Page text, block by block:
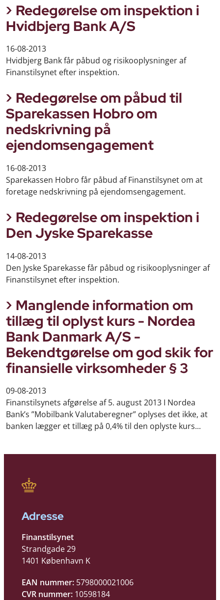
Redegørelse om inspektion i
Hvidbjerg Bank A/S
16-08-2013
Hvidbjerg Bank får påbud og risikooplysninger af
Finanstilsynet efter inspektion.
Redegørelse om påbud til
Sparekassen Hobro om
nedskrivning på
ejendomsengagement
16-08-2013
Sparekassen Hobro får påbud af Finanstilsynet om at
foretage nedskrivning på ejendomsengagement.
Redegørelse om inspektion i
Den Jyske Sparekasse
14-08-2013
Den Jyske Sparekasse får påbud og risikooplysninger af
Finanstilsynet efter inspektion.
Manglende information om
tillæg til oplyst kurs - Nordea
Bank Danmark A/S -
Bekendtgørelse om god skik for
finansielle virksomheder § 3
09-08-2013
Finanstilsynets afgørelse af 5. august 2013 I Nordea
Bank’s ”Mobilbank Valutaberegner” oplyses det ikke, at
banken lægger et tillæg på 0,4% til den oplyste kurs...
Adresse
Finanstilsynet
Strandgade 29
1401 København K
EAN nummer: 5798000021006
CVR nummer: 10598184